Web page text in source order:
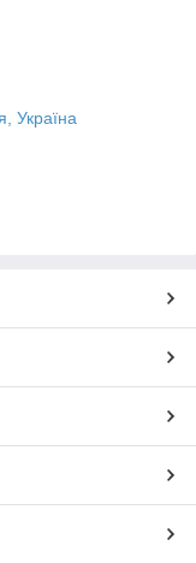
Україна